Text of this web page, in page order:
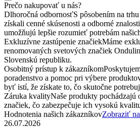
Prečo nakupovať u nás?
Dlhoročná odbornosťS pôsobením na
získali cenné skúsenosti a odborné
umožňujú lepšie rozumieť potrebám
Exkluzívne zastúpenie značiekMáme
renomovaných svetových značiek
Slovenskú republiku.
Osobitný prístup k zákazníkom
poradenstvo a pomoc pri výbere
byť istí, že získate to, čo skutočne
Záruka kvalityNaše produkty pochádzajú
značiek, čo zabezpečuje ich vysokú
Hodnotenia našich zákazníkovZobraziť
26.07.2026